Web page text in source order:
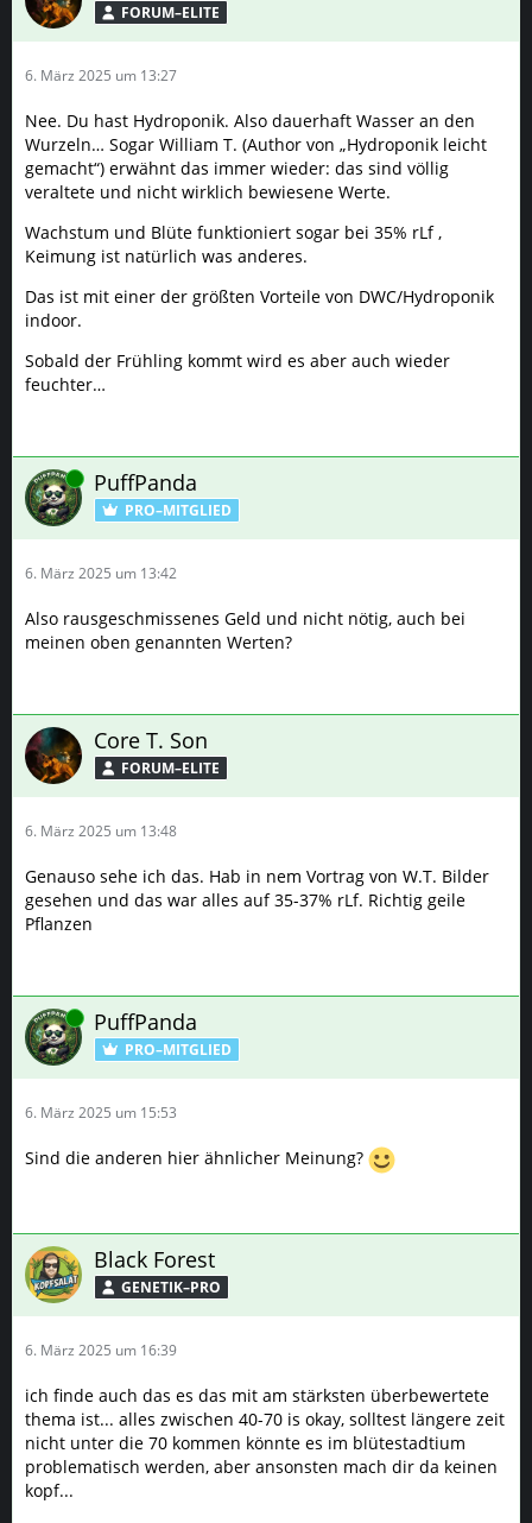
FORUM–ELITE
6. März 2025 um 13:27
Nee. Du hast Hydroponik. Also dauerhaft Wasser an den
Wurzeln… Sogar William T. (Author von „Hydroponik leicht
gemacht“) erwähnt das immer wieder: das sind völlig
veraltete und nicht wirklich bewiesene Werte.
Wachstum und Blüte funktioniert sogar bei 35% rLf ,
Keimung ist natürlich was anderes.
Das ist mit einer der größten Vorteile von DWC/Hydroponik
indoor.
Sobald der Frühling kommt wird es aber auch wieder
feuchter…
Online PuffPanda
PRO–MITGLIED
6. März 2025 um 13:42
Also rausgeschmissenes Geld und nicht nötig, auch bei
meinen oben genannten Werten?
Core T. Son
FORUM–ELITE
6. März 2025 um 13:48
Genauso sehe ich das. Hab in nem Vortrag von W.T. Bilder
gesehen und das war alles auf 35-37% rLf. Richtig geile
Pflanzen
Online PuffPanda
PRO–MITGLIED
6. März 2025 um 15:53
Sind die anderen hier ähnlicher Meinung?
Black Forest
GENETIK–PRO
6. März 2025 um 16:39
ich finde auch das es das mit am stärksten überbewertete
thema ist... alles zwischen 40-70 is okay, solltest längere zeit
nicht unter die 70 kommen könnte es im blütestadtium
problematisch werden, aber ansonsten mach dir da keinen
kopf...